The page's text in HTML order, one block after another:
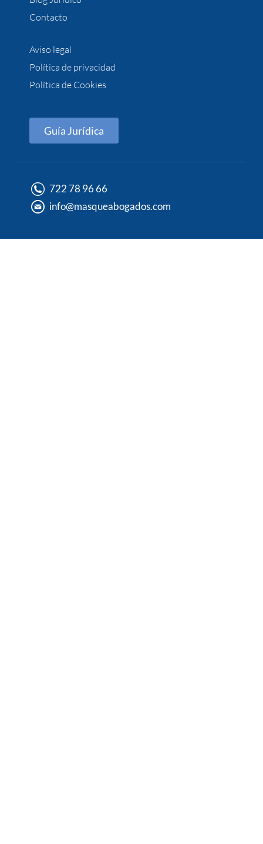
Contacto
Aviso legal
Política de privacidad
Política de Cookies
Guía Jurídica
722 78 96 66
info@masqueabogados.com